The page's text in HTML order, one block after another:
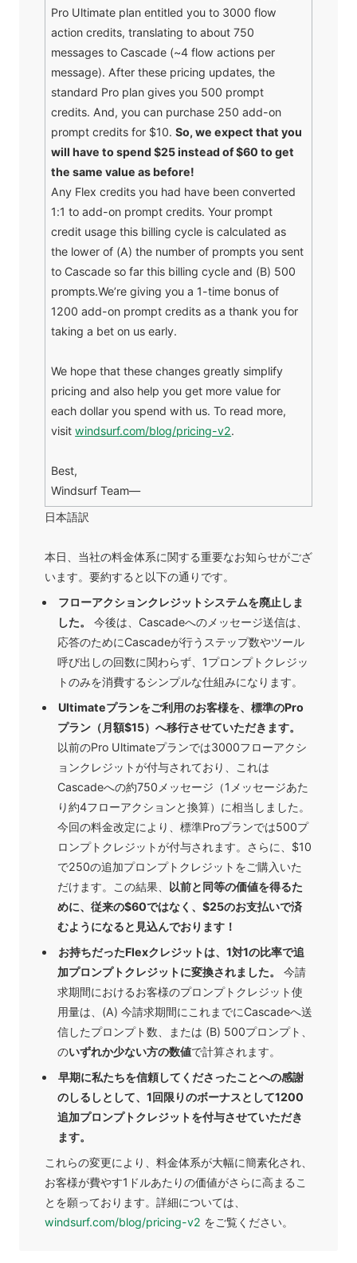
Pro Ultimate plan entitled you to 3000 flow
action credits, translating to about 750
messages to Cascade (~4 flow actions per
message). After these pricing updates, the
standard Pro plan gives you 500 prompt
credits. And, you can purchase 250 add-on
prompt credits for $10.So, we expect that you
will have to spend $25 instead of $60 to get
the same value as before!
Any Flex credits you had have been converted
1:1 to add-on prompt credits. Your prompt
credit usage this billing cycle is calculated as
the lower of (A) the number of prompts you sent
to Cascade so far this billing cycle and (B) 500
prompts.We’re giving you a 1-time bonus of
1200 add-on prompt credits as a thank you for
taking a bet on us early.
We hope that these changes greatly simplify
pricing and also help you get more value for
each dollar you spend with us. To read more,
visitwindsurf.com/blog/pricing-v2.
Best,
Windsurf Team—
日本語訳
本日、当社の料金体系に関する重要なお知らせがござ
います。要約すると以下の通りです。
フローアクションクレジットシステムを廃止しま
した。
今後は、Cascadeへのメッセージ送信は、
応答のためにCascadeが行うステップ数やツール
呼び出しの回数に関わらず、1プロンプトクレジッ
トのみを消費するシンプルな仕組みになります。
Ultimateプランをご利用のお客様を、標準のPro
プラン（月額$15）へ移行させていただきます。
以前のPro Ultimateプランでは3000フローアクシ
ョンクレジットが付与されており、これは
Cascadeへの約750メッセージ（1メッセージあた
り約4フローアクションと換算）に相当しました。
今回の料金改定により、標準Proプランでは500プ
ロンプトクレジットが付与されます。さらに、$10
で250の追加プロンプトクレジットをご購入いた
だけます。この結果、 以前と同等の価値を得るた
めに、従来の$60ではなく、$25のお支払いで済
むようになると見込んでおります！
お持ちだったFlexクレジットは、1対1の比率で追
加プロンプトクレジットに変換されました。
今請
求期間におけるお客様のプロンプトクレジット使
用量は、(A) 今請求期間にこれまでにCascadeへ送
信したプロンプト数、または (B) 500プロンプト、
のいずれか少ない方の数値で計算されます。
早期に私たちを信頼してくださったことへの感謝
のしるしとして、1回限りのボーナスとして1200
追加プロンプトクレジットを付与させていただき
ます。
これらの変更により、料金体系が大幅に簡素化され、
お客様が費やす1ドルあたりの価値がさらに高まるこ
とを願っております。詳細については、
windsurf.com/blog/pricing-v2 をご覧ください。